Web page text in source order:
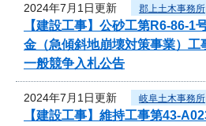
2024年7月1日更新 郡上土木事務所
【建設工事】公砂工第R6-86-1
金（急傾斜地崩壊対策事業）工
一般競争入札公告
2024年7月1日更新 岐阜土木事務所
【建設工事】維持工事第43-